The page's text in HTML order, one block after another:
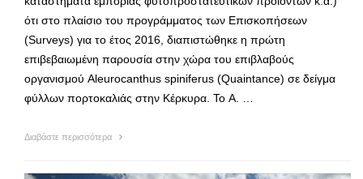
ότι στο πλαίσιο του προγράμματος των Επισκοπήσεων
(Surveys) για το έτος 2016, διαπιστώθηκε η πρώτη
επιβεβαιωμένη παρουσία στην χώρα του επιβλαβούς
οργανισμού Aleurocanthus spiniferus (Quaintance) σε δείγμα
φύλλων πορτοκαλιάς στην Κέρκυρα. Το A. …
Διαβάστε περισσότερα